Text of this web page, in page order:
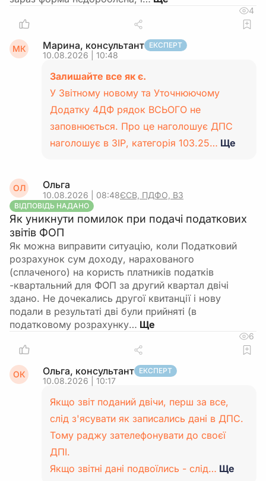
4
МК Марина, консультант ЕКСПЕРТ
10.08.2026 | 10:48
Залишайте все як є.
У Звітному новому та Уточнюючому
Додатку 4ДФ рядок ВСЬОГО не
заповнюється. Про це наголошує ДПС
наголошує в ЗІР, категорія 103.25… Ще
ОЛ Ольга
10.08.2026 | 08:48ЄСВ, ПДФО, ВЗ
ВІДПОВІДЬ НАДАНО
Як уникнути помилок при подачі податкових
звітів ФОП
Як можна виправити ситуацію, коли Податковий
розрахунок сум доходу, нарахованого
(сплаченого) на користь платників податків
-квартальний для ФОП за другий квартал двічі
здано. Не дочекались другої квитанції і нову
подали в результаті дві були прийняті (в
податковому розрахунку…
6
ОК Ольга, консультант ЕКСПЕРТ
10.08.2026 | 10:17
Якщо звіт поданий двічи, перш за все,
слід з'ясувати як записались дані в ДПС.
Тому раджу зателефонувати до своєї
ДПІ.
Якщо звітні дані подвоїлись - слід… Ще